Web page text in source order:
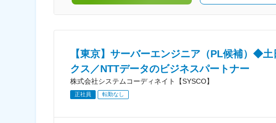
【東京】サーバーエンジニア（PL候補）◆
クス／NTTデータのビジネスパートナー
株式会社システムコーディネイト【SYSCO】
正社員 転勤なし